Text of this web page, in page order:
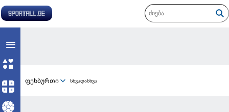
ფეხბურთი სხვადასხვა